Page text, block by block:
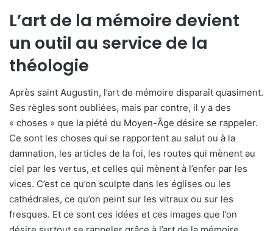
L’art de la mémoire devient
un outil au service de la
théologie
Après saint Augustin, l’art de mémoire disparaît quasiment.
Ses règles sont oubliées, mais par contre, il y a des
« choses » que la piété du Moyen-Âge désire se rappeler.
Ce sont les choses qui se rapportent au salut ou à la
damnation, les articles de la foi, les routes qui mènent au
ciel par les vertus, et celles qui mènent à l’enfer par les
vices. C’est ce qu’on sculpte dans les églises ou les
cathédrales, ce qu’on peint sur les vitraux ou sur les
fresques. Et ce sont ces idées et ces images que l’on